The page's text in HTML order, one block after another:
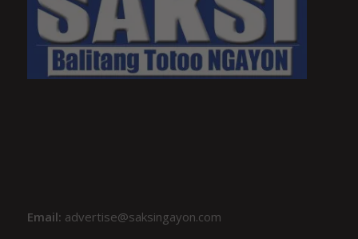
Email: advertise@saksingayon.com